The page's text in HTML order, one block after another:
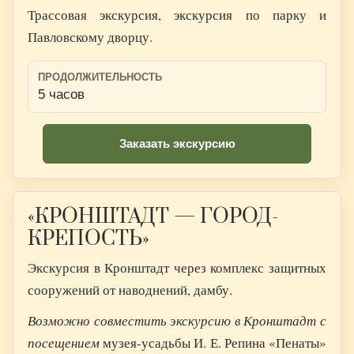
Трассовая экскурсия, экскурсия по парку и
Павловскому дворцу.
ПРОДОЛЖИТЕЛЬНОСТЬ
5 часов
Заказать экскурсию
«КРОНШТАДТ — ГОРОД-
КРЕПОСТЬ»
Экскурсия в Кронштадт через комплекс защитных
сооружений от наводнений, дамбу.
Возможно совместить экскурсию в Кронштадт с
посещениеммузея-усадьбы И. Е. Репина «Пенаты»